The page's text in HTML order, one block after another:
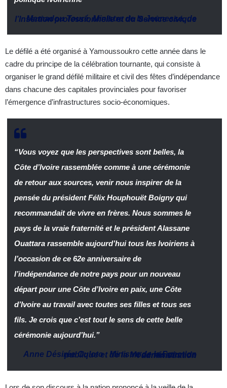
Mamadou Touré,
Ministre de la Jeunesse, de l’Insertion professionnelle et du Service civique
Le défilé a été organisé à Yamoussoukro cette année dans le
cadre du principe de la célébration tournante, qui consiste à
organiser le grand défilé militaire et civil des fêtes d’indépendance
dans chacune des capitales provinciales pour favoriser
l’émergence d’infrastructures socio-économiques.
“Vous voyez que les perspectives sont belles, la
Côte d’Ivoire rassemblée comme à une cérémonie
de retour aux sources, venir nous inspirer de la
pensée du président Félix Houphouët Boigny qui
recommandait de vivre en frères. Nous sommes le
pays de la vraie fraternité et le président Alassane
Ouattara rassemble aujourd’hui tous les Ivoiriens à
l’occasion de ce 62e anniversaire de
l’indépendance de notre pays pour un nouveau
départ pour une Côte d’Ivoire en paix, une Côte
d’Ivoire au travail avec toutes ses filles et tous ses
fils. Je crois que c’est tout le sens de cette belle
cérémonie aujourd’hui.”
Anne Désirée Ouloto, Ministre de la Fonction publique et de la Modernisation de l’administration